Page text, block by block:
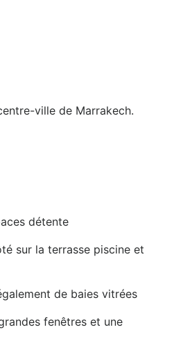
ville de Marrakech.
détente
sur la terrasse piscine et
de baies vitrées
fenêtres et une